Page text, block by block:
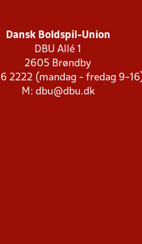
Dansk Boldspil-Union
DBU Allé 1
2605 Brøndby
2222 (mandag - fredag 9-
M: dbu@dbu.dk